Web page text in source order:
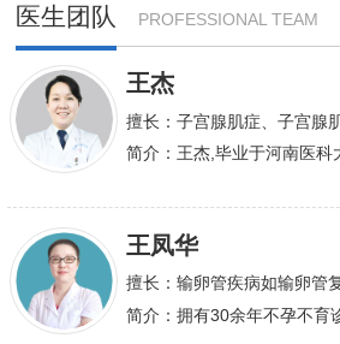
医生团队 PROFESSIONAL TEAM
王杰
擅长：子宫腺肌症、子宫腺
膜异位症等,长年致力于妇科
卵管堵塞、输卵管复通、输
不孕及子宫性不孕、多囊卵
简介：王杰,毕业于河南医科
王凤华
擅长：输卵管疾病如输卵管
管积水、输卵管粘连；盆腔
简介：拥有30余年不孕不育